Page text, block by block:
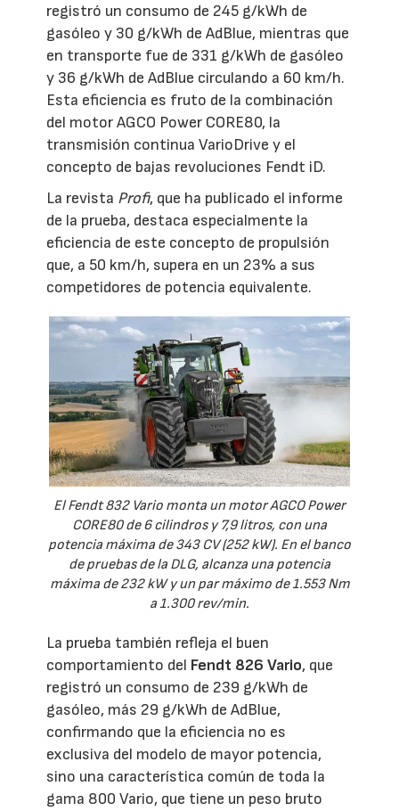
registró un consumo de 245 g/kWh de
gasóleo y 30 g/kWh de AdBlue, mientras que
en transporte fue de 331 g/kWh de gasóleo
y 36 g/kWh de AdBlue circulando a 60 km/h.
Esta eficiencia es fruto de la combinación
del motor AGCO Power CORE80, la
transmisión continua VarioDrive y el
concepto de bajas revoluciones Fendt iD.
La revista Profi, que ha publicado el informe
de la prueba, destaca especialmente la
eficiencia de este concepto de propulsión
que, a 50 km/h, supera en un 23% a sus
competidores de potencia equivalente.
El Fendt 832 Vario monta un motor AGCO Power
CORE80 de 6 cilindros y 7,9 litros, con una
potencia máxima de 343 CV (252 kW). En el banco
de pruebas de la DLG, alcanza una potencia
máxima de 232 kW y un par máximo de 1.553 Nm
a 1.300 rev/min.
La prueba también refleja el buen
comportamiento del Fendt 826 Vario, que
registró un consumo de 239 g/kWh de
gasóleo, más 29 g/kWh de AdBlue,
confirmando que la eficiencia no es
exclusiva del modelo de mayor potencia,
sino una característica común de toda la
gama 800 Vario, que tiene un peso bruto